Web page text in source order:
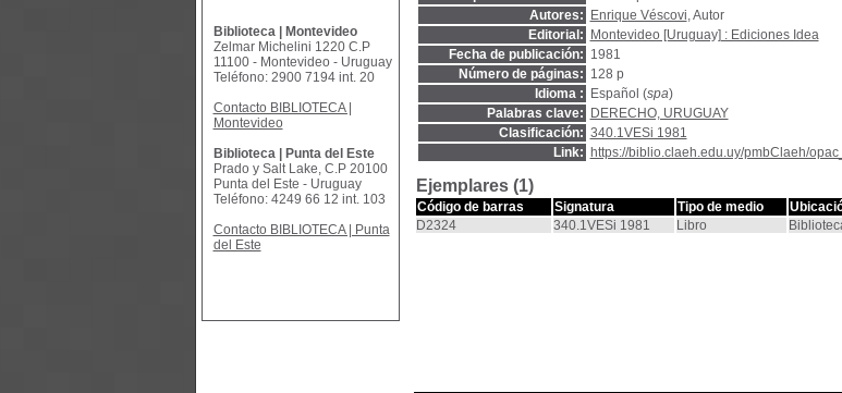
Autores:
Enrique Véscovi, Autor
Editorial:
Montevideo [Uruguay] : Ediciones Idea
Fecha de publicación: 1981
Número de páginas: 128 p
Idioma :
Español (spa)
Palabras clave:
DERECHO, URUGUAY
Clasificación: 340.1VESi 1981
Link:
https://biblio.claeh.edu.uy/pmbClaeh/
Ejemplares (1)
Código de barras Signatura Tipo de medio
D2324
340.1VESi 1981 Libro
Biblioteca | Montevideo
Zelmar Michelini 1220 C.P
11100 - Montevideo - Uruguay
Teléfono: 2900 7194 int. 20
Contacto BIBLIOTECA |
Montevideo
Biblioteca | Punta del Este
Prado y Salt Lake, C.P 20100
Punta del Este - Uruguay
Teléfono: 4249 66 12 int. 103
Contacto BIBLIOTECA | Punta
del Este